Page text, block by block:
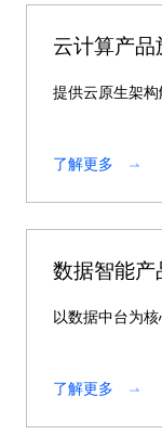
云计算产品
提供云原生架构
了解更多
数据智能产
以数据中台为
了解更多